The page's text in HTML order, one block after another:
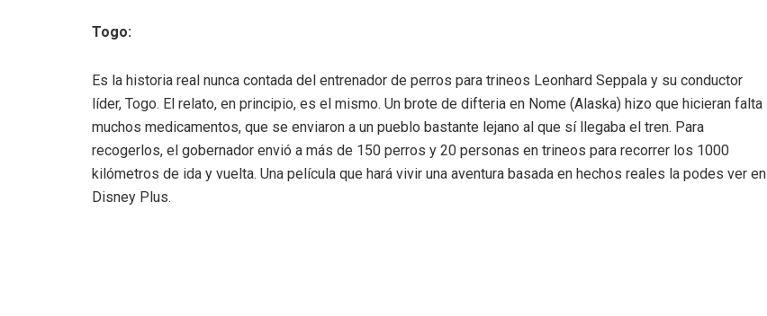
Togo:
Es la historia real nunca contada del entrenador de perros para trineos Leonhard Seppala y su conductor
líder, Togo. El relato, en principio, es el mismo. Un brote de difteria en Nome (Alaska) hizo que hicieran falta
muchos medicamentos, que se enviaron a un pueblo bastante lejano al que sí llegaba el tren. Para
recogerlos, el gobernador envió a más de 150 perros y 20 personas en trineos para recorrer los 1000
kilómetros de ida y vuelta. Una película que hará vivir una aventura basada en hechos reales la podes ver en
Disney Plus.